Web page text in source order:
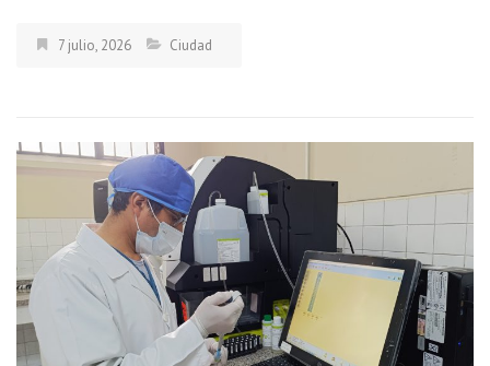
7 julio, 2026 Ciudad